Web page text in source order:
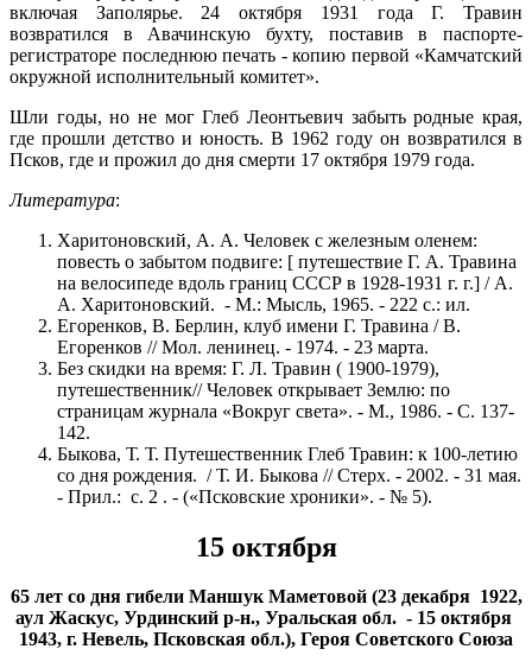
включая Заполярье. 24 октября 1931 года Г. Травин
возвратился в Авачинскую бухту, поставив в паспорте-
регистраторе последнюю печать - копию первой «Камчатский
окружной исполнительный комитет».
Шли годы, но не мог Глеб Леонтьевич забыть родные края,
где прошли детство и юность. В 1962 году он возвратился в
Псков, где и прожил до дня смерти 17 октября 1979 года.
Литература:
Харитоновский, А. А. Человек с железным оленем:
повесть о забытом подвиге: [ путешествие Г. А. Травина
на велосипеде вдоль границ СССР в 1928-1931 г. г.] / А.
А. Харитоновский. - М.: Мысль, 1965. - 222 с.: ил.
Егоренков, В. Берлин, клуб имени Г. Травина / В.
Егоренков // Мол. ленинец. - 1974. - 23 марта.
Без скидки на время: Г. Л. Травин ( 1900-1979),
путешественник// Человек открывает Землю: по
страницам журнала «Вокруг света». - М., 1986. - С. 137-
142.
Быкова, Т. Т. Путешественник Глеб Травин: к 100-летию
со дня рождения. / Т. И. Быкова // Стерх. - 2002. - 31 мая.
- Прил.: с. 2 . - («Псковские хроники». - № 5).
15 октября
65 лет со дня гибели Маншук Маметовой (23 декабря 1922,
аул Жаскус, Урдинский р-н., Уральская обл. - 15 октября
1943, г. Невель, Псковская обл.), Героя Советского Союза